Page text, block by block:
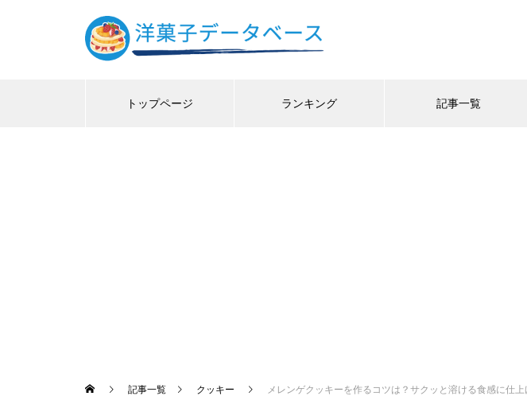
トップページ ランキング 記事一覧
記事一覧 クッキー メレンゲクッキーを作るコツは？サクッと溶ける食感に仕上